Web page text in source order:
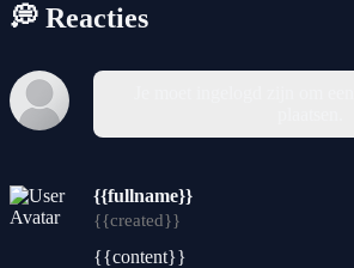
💭 Reacties
{{fullname}}
{{created}}
{{content}}